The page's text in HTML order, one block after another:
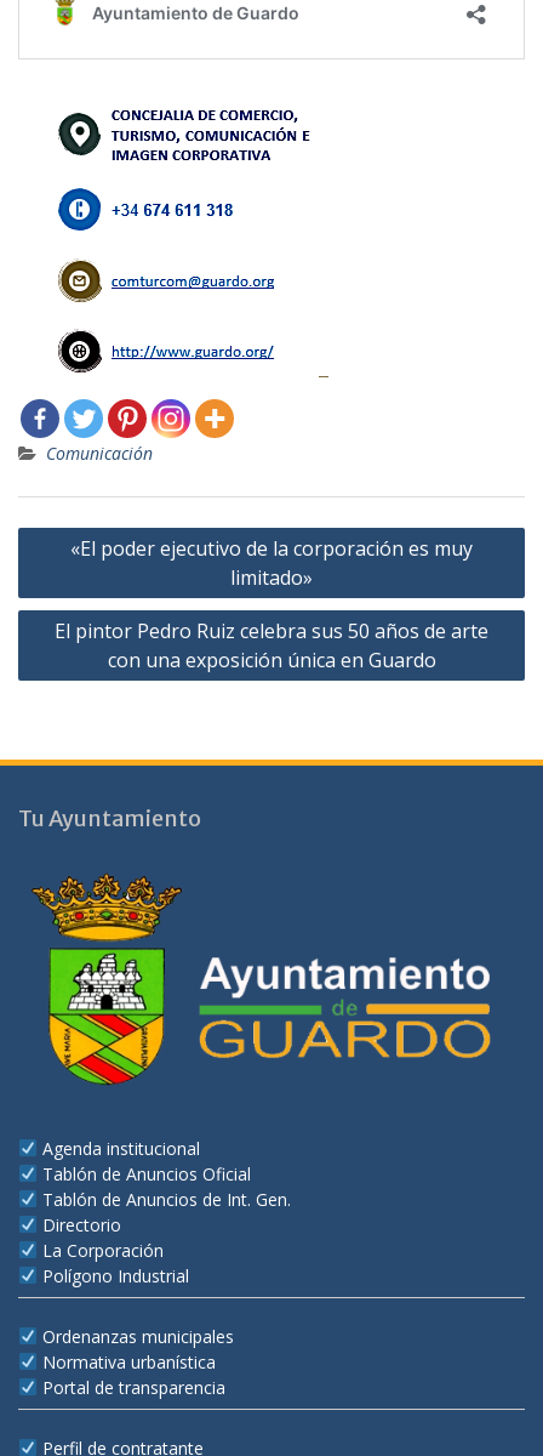
Comunicación
Navegación
entradas
«El poder ejecutivo de la corporación es muy
limitado»
El pintor Pedro Ruiz celebra sus 50 años de arte
con una exposición única en Guardo
Tu Ayuntamiento
Agenda institucional
Tablón de Anuncios Oficial
Tablón de Anuncios de Int. Gen.
Directorio
La Corporación
Polígono Industrial
Ordenanzas municipales
Normativa urbanística
Portal de transparencia
Perfil de contratante